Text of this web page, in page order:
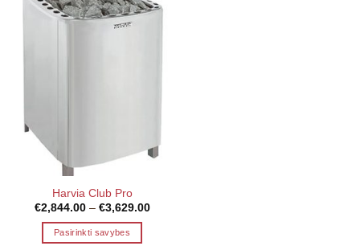
Harvia Club Pro
€2,844.00 – €3,629.00Price
Pasirinkti savybes